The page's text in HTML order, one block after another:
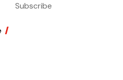
Subscribe